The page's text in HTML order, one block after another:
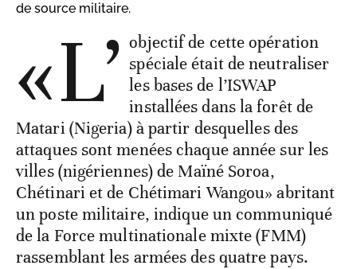
de source militaire.
«L’ objectif de cette opération
spéciale était de neutraliser
les bases de l’ISWAP
installées dans la forêt de
Matari (Nigeria) à partir desquelles des
attaques sont menées chaque année sur les
villes (nigériennes) de Maïné Soroa,
Chétinari et de Chétimari Wangou» abritant
un poste militaire, indique un communiqué
de la Force multinationale mixte (FMM)
rassemblant les armées des quatre pays.